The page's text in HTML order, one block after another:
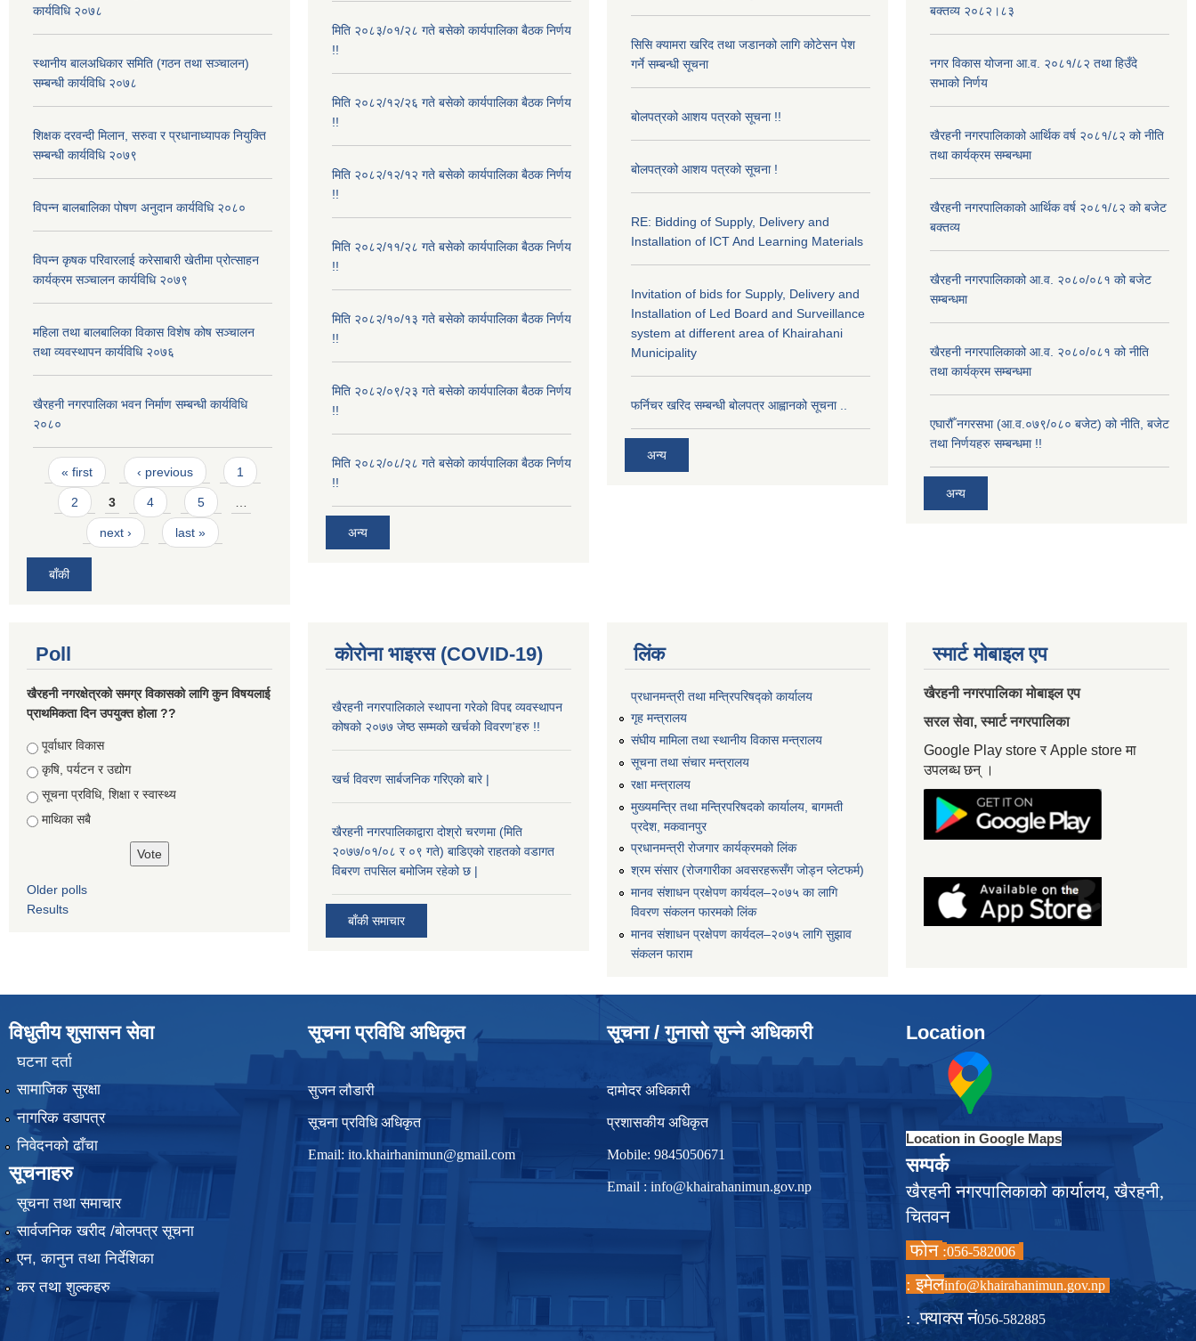
कार्यविधि २०७८
स्थानीय बालअधिकार समिति (गठन तथा सञ्चालन)
सम्बन्धी कार्यविधि २०७८
शिक्षक दरवन्दी मिलान, सरुवा र प्रधानाध्यापक नियुक्ति
सम्बन्धी कार्यविधि २०७९
विपन्न बालबालिका पोषण अनुदान कार्यविधि २०८०
विपन्न कृषक परिवारलाई करेसाबारी खेतीमा प्रोत्साहन
कार्यक्रम सञ्चालन कार्यविधि २०७९
महिला तथा बालबालिका विकास विशेष कोष सञ्चालन
तथा व्यवस्थापन कार्यविधि २०७६
खैरहनी नगरपालिका भवन निर्माण सम्बन्धी कार्यविधि
२०८०
Pages
« first ‹ previous 1
2 3 4 5 …
next › last »
बाँकी
मिति २०८३/०१/२८ गते बसेको कार्यपालिका बैठक निर्णय
!!
मिति २०८२/१२/२६ गते बसेको कार्यपालिका बैठक निर्णय
!!
मिति २०८२/१२/१२ गते बसेको कार्यपालिका बैठक निर्णय
!!
मिति २०८२/११/२८ गते बसेको कार्यपालिका बैठक निर्णय
!!
मिति २०८२/१०/१३ गते बसेको कार्यपालिका बैठक निर्णय
!!
मिति २०८२/०९/२३ गते बसेको कार्यपालिका बैठक निर्णय
!!
मिति २०८२/०८/२८ गते बसेको कार्यपालिका बैठक निर्णय
!!
अन्य
सिसि क्यामरा खरिद तथा जडानको लागि कोटेसन पेश
गर्ने सम्बन्धी सूचना
बोलपत्रको आशय पत्रको सूचना !!
बोलपत्रको आशय पत्रको सूचना !
RE: Bidding of Supply, Delivery and
Installation of ICT And Learning Materials
Invitation of bids for Supply, Delivery and
Installation of Led Board and Surveillance
system at different area of Khairahani
Municipality
फर्निचर खरिद सम्बन्धी बोलपत्र आह्वानको सूचना ..
अन्य
बक्तव्य २०८२।८३
नगर विकास योजना आ.व. २०८१/८२ तथा हिउँदे
सभाको निर्णय
खैरहनी नगरपालिकाको आर्थिक वर्ष २०८१/८२ को नीति
तथा कार्यक्रम सम्बन्धमा
खैरहनी नगरपालिकाको आर्थिक वर्ष २०८१/८२ को बजेट
बक्तव्य
खैरहनी नगरपालिकाको आ.व. २०८०/०८१ को बजेट
सम्बन्धमा
खैरहनी नगरपालिकाको आ.व. २०८०/०८१ को नीति
तथा कार्यक्रम सम्बन्धमा
एघारौँ नगरसभा (आ.व.०७९/०८० बजेट) को नीति, बजेट
तथा निर्णयहरु सम्बन्धमा !!
अन्य
Poll
खैरहनी नगरक्षेत्रको समग्र विकासको लागि कुन विषयलाई
प्राथमिकता दिन उपयुक्त होला ??
Choices
पूर्वाधार विकास
कृषि, पर्यटन र उद्योग
सूचना प्रविधि, शिक्षा र स्वास्थ्य
माथिका सबै
Older polls
Results
कोरोना भाइरस (COVID-19)
खैरहनी नगरपालिकाले स्थापना गरेको विपद्द व्यवस्थापन
कोषको २०७७ जेष्ठ सम्मको खर्चको विवरण'हरु !!
खर्च विवरण सार्बजनिक गरिएको बारे |
खैरहनी नगरपालिकाद्वारा दोश्रो चरणमा (मिति
२०७७/०१/०८ र ०९ गते) बाडिएको राहतको वडागत
विबरण तपसिल बमोजिम रहेको छ |
बाँकी समाचार
लिंक
प्रधानमन्त्री तथा मन्त्रिपरिषद्को कार्यालय
गृह मन्त्रालय
संघीय मामिला तथा स्थानीय विकास मन्त्रालय
सूचना तथा संचार मन्त्रालय
रक्षा मन्त्रालय
मुख्यमन्त्रि तथा मन्त्रिपरिषदको कार्यालय, बागमती
प्रदेश, मकवानपुर
प्रधानमन्त्री रोजगार कार्यक्रमको लिंक
श्रम संसार (रोजगारीका अवसरहरूसँग जोड्न प्लेटफर्म)
मानव संशाधन प्रक्षेपण कार्यदल–२०७५ का लागि
विवरण संकलन फारमको लिंक
मानव संशाधन प्रक्षेपण कार्यदल–२०७५ लागि सुझाव
संकलन फाराम
स्मार्ट मोबाइल एप
खैरहनी नगरपालिका मोबाइल एप
सरल सेवा, स्मार्ट नगरपालिका
Google Play store र Apple store मा
उपलब्ध छन् ।
विधुतीय शुसासन सेवा
घटना दर्ता
सामाजिक सुरक्षा
नागरिक वडापत्र
निवेदनको ढाँचा
सूचनाहरु
सूचना तथा समाचार
सार्वजनिक खरीद /बोलपत्र सूचना
एन, कानुन तथा निर्देशिका
कर तथा शुल्कहरु
सूचना प्रविधि अधिकृत
सुजन लौडारी
सूचना प्रविधि अधिकृत
Email: ito.khairhanimun@gmail.com
सूचना / गुनासो सुन्ने अधिकारी
दामोदर अधिकारी
प्रशासकीय अधिकृत
Mobile: 9845050671
Email : info@khairahanimun.gov.np
Location
Location in Google Maps
सम्पर्क
खैरहनी नगरपालिकाको कार्यालय, खैरहनी,
चितवन
फोन :
इमेल :info@khairahanimun.gov.np
फ्याक्स नं. :056-582885